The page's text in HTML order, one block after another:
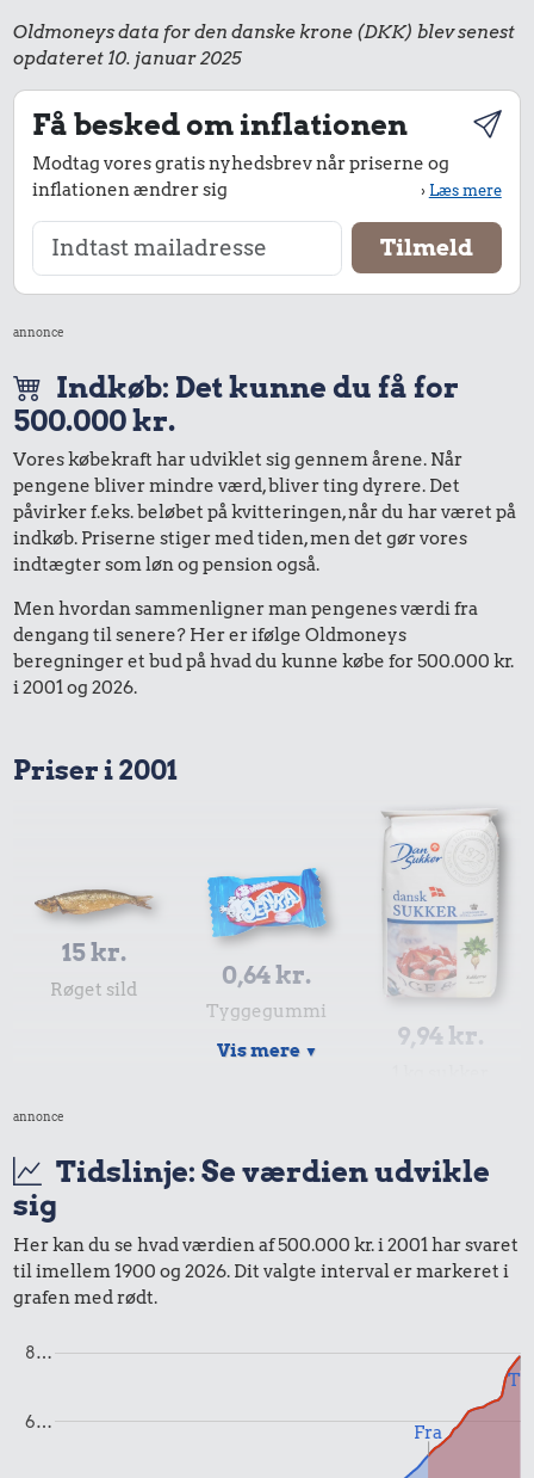
Oldmoneys data for den danske krone (DKK) blev senest
opdateret 10. januar 2025
Få besked om inflationen
Modtag vores gratis nyhedsbrev når priserne og
inflationen ændrer sig
›Læs mere
annonce
Indkøb: Det kunne du få for
500.000 kr.
Vores købekraft har udviklet sig gennem årene. Når
pengene bliver mindre værd, bliver ting dyrere. Det
påvirker f.eks. beløbet på kvitteringen, når du har været på
indkøb. Priserne stiger med tiden, men det gør vores
indtægter som løn og pension også.
Men hvordan sammenligner man pengenes værdi fra
dengang til senere? Her er ifølge Oldmoneys
beregninger et bud på hvad du kunne købe for 500.000 kr.
i 2001 og 2026.
Priser i 2001
15 kr.
Røget sild
0,64 kr.
Tyggegummi
9,94 kr.
61 kr.
Biografbillet
100 g garn
Vis mere ▼
annonce
Tidslinje: Se værdien udvikle
sig
Her kan du se hvad værdien af 500.000 kr. i 2001 har svaret
til imellem 1900 og 2026. Dit valgte interval er markeret i
grafen med rødt.
6…
8…
Fra
Til